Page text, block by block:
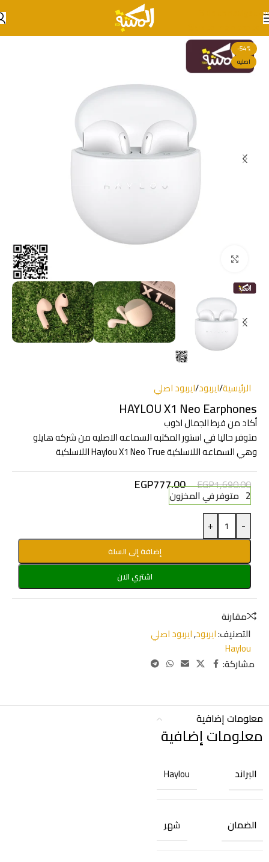
Skip to navigation
Skip to main content
-54%
اصليه
الرئيسية/ايربود/ايربود اصلي
HAYLOU X1 Neo Earphones
أكاد من فرط الجمال اذوب
متوفر حاليا في استور المكتبه السماعه الاصليه من شركه هايلو
وهي السماعه اللاسلكية Haylou X1 Neo True اللاسلكية
EGP1,690.00
EGP777.00
2 متوفر في المخزون
-
+
إضافة إلى السلة
اشتري الان
مقارنة
التصنيف:ايربود,ايربود اصلي
Haylou
مشاركة:
معلومات إضافية
معلومات إضافية
البراند Haylou
الضمان شهر